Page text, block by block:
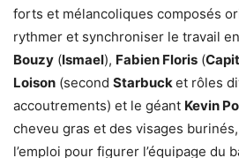
forts et mélancoliques composés
rythmer et synchroniser le travail
Bouzy (Ismael), Fabien Floris (
Loison (second Starbucket rôles
accoutrements) et le géant Kevin
cheveu gras et des visages
l’emploi pour figurer l’équipage du